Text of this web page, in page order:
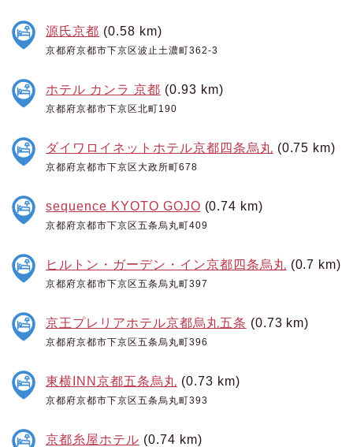
源氏京都 (0.58 km)
京都府京都市下京区波止土濃町362-3
ホテル カンラ 京都 (0.93 km)
京都府京都市下京区北町190
ダイワロイネットホテル京都四条烏丸 (0.75 km)
京都府京都市下京区大政所町678
sequence KYOTO GOJO (0.74 km)
京都府京都市下京区五条烏丸町409
ヒルトン・ガーデン・イン京都四条烏丸 (0.7 km)
京都府京都市下京区五条烏丸町397
京王プレリアホテル京都烏丸五条 (0.73 km)
京都府京都市下京区五条烏丸町396
東横INN京都五条烏丸 (0.73 km)
京都府京都市下京区五条烏丸町393
京都糸屋ホテル (0.74 km)